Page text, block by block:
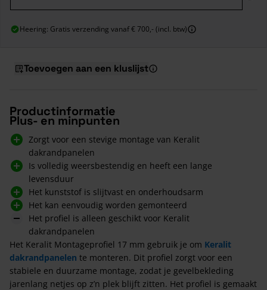
Heering: Gratis verzending vanaf € 700,- (incl. btw)
Toevoegen aan een kluslijst
Productinformatie
Plus- en minpunten
Zorgt voor een stevige montage van Keralit
dakrandpanelen
Is volledig weersbestendig en heeft een lange
levensduur
Het kunststof is slijtvast en onderhoudsarm
Het kan eenvoudig worden gemonteerd
Het profiel is alleen geschikt voor Keralit
dakrandpanelen
Het Keralit Montageprofiel 17 mm gebruik je om Keralit
dakrandpanelen te monteren. Dit profiel zorgt voor een
stabiele en duurzame montage, zodat je gevelbekleding
jarenlang netjes op z’n plek blijft zitten. Het profiel is gemaakt